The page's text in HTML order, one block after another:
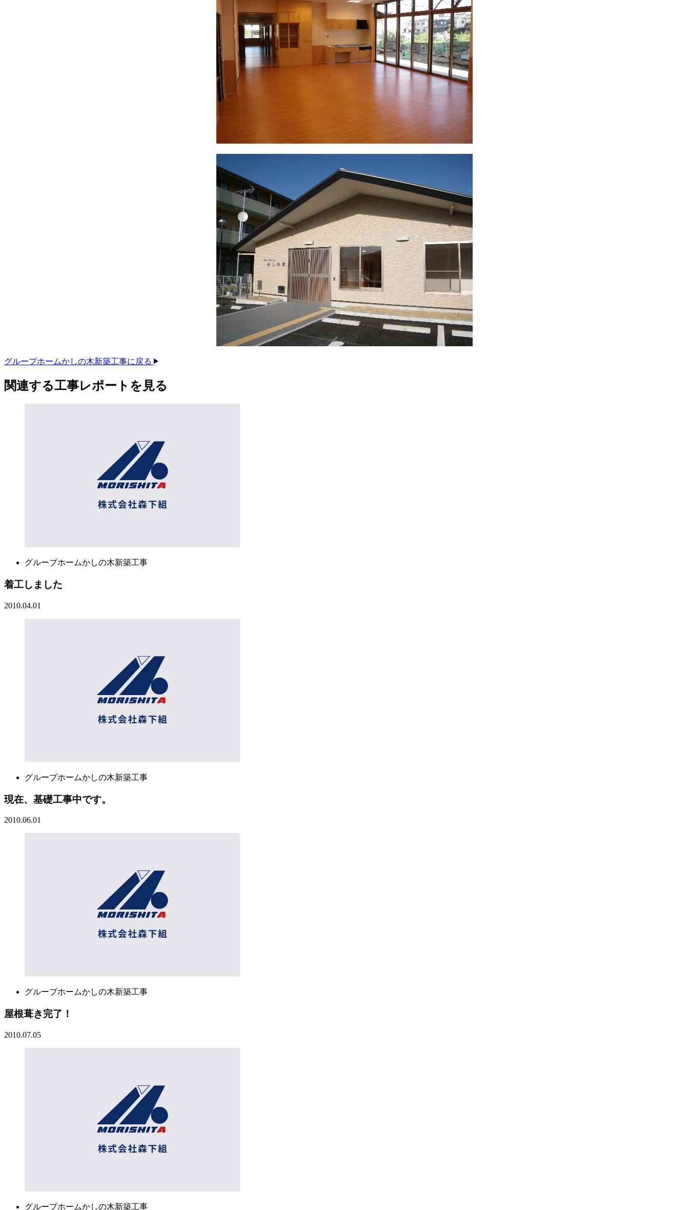
グループホームかしの木新築工事に戻る
関連する​工事レポートを​見る​
グループホームかしの木新築工事
着工しました
2010.04.01
グループホームかしの木新築工事
現在、基礎工事中です。
2010.06.01
グループホームかしの木新築工事
屋根葺き完了！
2010.07.05
グループホームかしの木新築工事